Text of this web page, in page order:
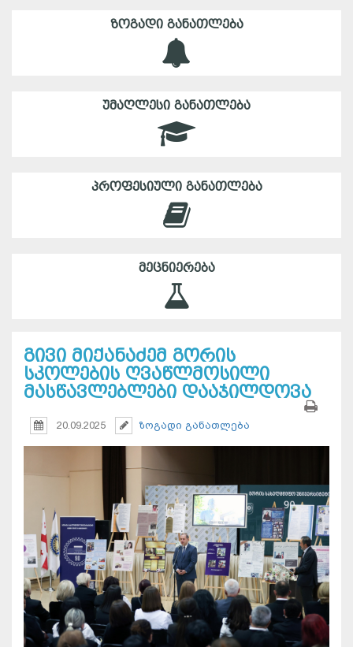
ᲖᲝᲒᲐᲓᲘ ᲒᲐᲜᲐᲗᲚᲔᲑᲐ
ᲣᲛᲐᲦᲚᲔᲡᲘ ᲒᲐᲜᲐᲗᲚᲔᲑᲐ
ᲞᲠᲝᲤᲔᲡᲘᲣᲚᲘ ᲒᲐᲜᲐᲗᲚᲔᲑᲐ
ᲛᲔᲪᲜᲘᲔᲠᲔᲑᲐ
გივი მიქანაძემ გორის
სკოლების ღვაწლმოსილი
მასწავლებლები დააჯილდოვა
20.09.2025 ზოგადი განათლება